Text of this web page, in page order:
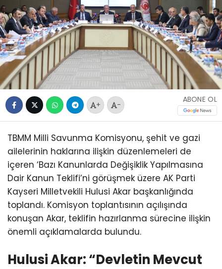
+ -
ABONE OL
TBMM Milli Savunma Komisyonu, şehit ve gazi
ailelerinin haklarına ilişkin düzenlemeleri de
içeren ‘Bazı Kanunlarda Değişiklik Yapılmasına
Dair Kanun Teklifi’ni görüşmek üzere AK Parti
Kayseri Milletvekili Hulusi Akar başkanlığında
toplandı. Komisyon toplantısının açılışında
konuşan Akar, teklifin hazırlanma sürecine ilişkin
önemli açıklamalarda bulundu.
Hulusi Akar: “Devletin Mevcut